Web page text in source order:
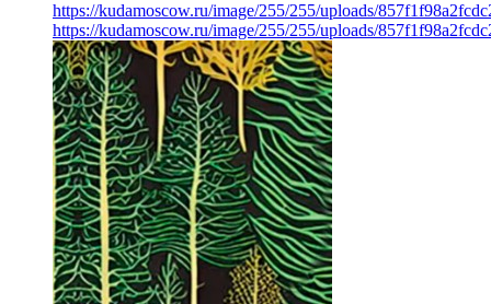
https://kudamoscow.ru/image/255/255/uploads/
https://kudamoscow.ru/image/255/255/uploads/